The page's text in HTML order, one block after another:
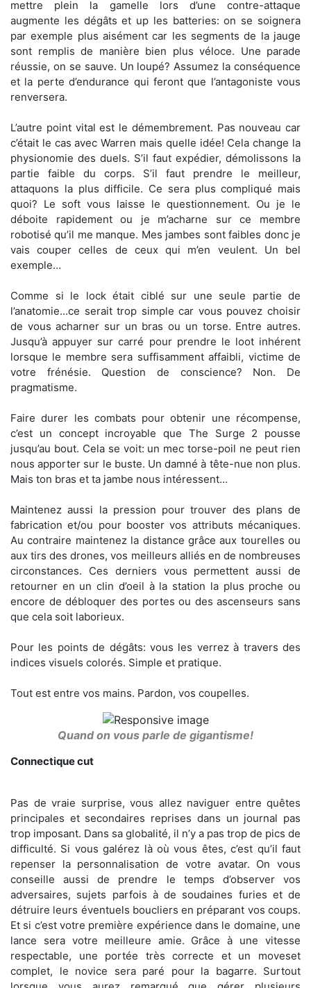
mettre plein la gamelle lors d’une contre-attaque
augmente les dégâts et up les batteries: on se soignera
par exemple plus aisément car les segments de la jauge
sont remplis de manière bien plus véloce. Une parade
réussie, on se sauve. Un loupé? Assumez la conséquence
et la perte d’endurance qui feront que l’antagoniste vous
renversera.
L’autre point vital est le démembrement. Pas nouveau car
c’était le cas avec Warren mais quelle idée! Cela change la
physionomie des duels. S’il faut expédier, démolissons la
partie faible du corps. S’il faut prendre le meilleur,
attaquons la plus difficile. Ce sera plus compliqué mais
quoi? Le soft vous laisse le questionnement. Ou je le
déboite rapidement ou je m’acharne sur ce membre
robotisé qu’il me manque. Mes jambes sont faibles donc je
vais couper celles de ceux qui m’en veulent. Un bel
exemple…
Comme si le lock était ciblé sur une seule partie de
l’anatomie...ce serait trop simple car vous pouvez choisir
de vous acharner sur un bras ou un torse. Entre autres.
Jusqu’à appuyer sur carré pour prendre le loot inhérent
lorsque le membre sera suffisamment affaibli, victime de
votre frénésie. Question de conscience? Non. De
pragmatisme.
Faire durer les combats pour obtenir une récompense,
c’est un concept incroyable que The Surge 2 pousse
jusqu’au bout. Cela se voit: un mec torse-poil ne peut rien
nous apporter sur le buste. Un damné à tête-nue non plus.
Mais ton bras et ta jambe nous intéressent…
Maintenez aussi la pression pour trouver des plans de
fabrication et/ou pour booster vos attributs mécaniques.
Au contraire maintenez la distance grâce aux tourelles ou
aux tirs des drones, vos meilleurs alliés en de nombreuses
circonstances. Ces derniers vous permettent aussi de
retourner en un clin d’oeil à la station la plus proche ou
encore de débloquer des portes ou des ascenseurs sans
que cela soit laborieux.
Pour les points de dégâts: vous les verrez à travers des
indices visuels colorés. Simple et pratique.
Tout est entre vos mains. Pardon, vos coupelles.
Quand on vous parle de gigantisme!
Connectique cut
Pas de vraie surprise, vous allez naviguer entre quêtes
principales et secondaires reprises dans un journal pas
trop imposant. Dans sa globalité, il n’y a pas trop de pics de
difficulté. Si vous galérez là où vous êtes, c’est qu’il faut
repenser la personnalisation de votre avatar. On vous
conseille aussi de prendre le temps d’observer vos
adversaires, sujets parfois à de soudaines furies et de
détruire leurs éventuels boucliers en préparant vos coups.
Et si c’est votre première expérience dans le domaine, une
lance sera votre meilleure amie. Grâce à une vitesse
respectable, une portée très correcte et un moveset
complet, le novice sera paré pour la bagarre. Surtout